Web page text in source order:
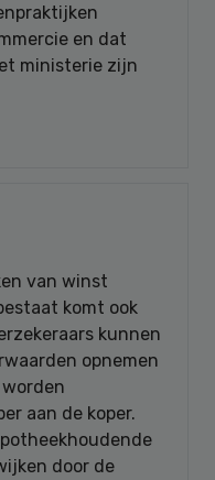
en dat
ministerie zijn
van winst
komt ook
kunnen
opnemen
aan de koper.
door de